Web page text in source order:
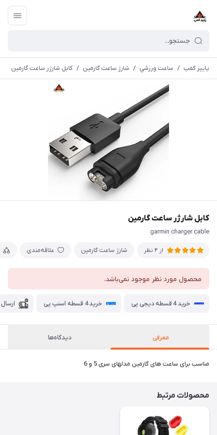
پاییز کمپ / ساعت ورزشي / شارژ ساعت گارمین / کابل شارژر ساعت گارمین
کابل شارژر ساعت گارمین
garmin charger cable
از 4 نظر شارژ ساعت گارمین علاقه‌مندی
محصول مورد نظر موجود نمی‌باشد.
خرید 4 قسطه دیجی پی خرید 4 قسطه اسنپ پی
معرفی دیدگاه‌ها
مناسب برای ساعت های گارمین مدلهای سری 5 و 6
محصولات مرتبط